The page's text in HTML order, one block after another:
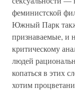
феминистской
Южный Парк
признаваемые, и
критическому
людей
копаться в этих
хотим